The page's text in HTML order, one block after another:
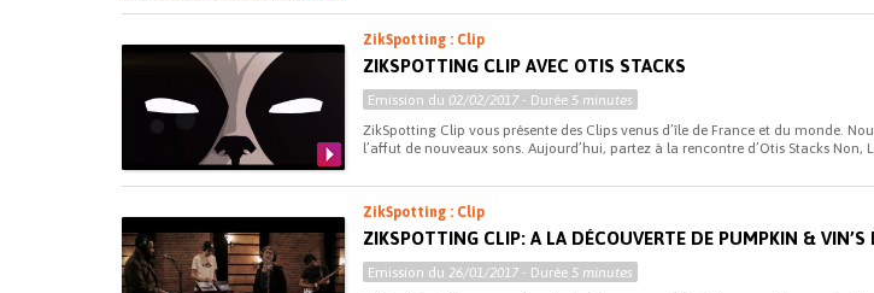
ZikSpotting : Clip
ZIKSPOTTING CLIP AVEC OTIS STACKS
Emission du 02/02/2017 - Durée 5 minutes
ZikSpotting Clip vous présente des Clips venus d’île de France et du monde.
l’affut de nouveaux sons. Aujourd’hui, partez à la rencontre d’Otis Stacks Non,
ZikSpotting : Clip
ZIKSPOTTING CLIP: A LA DÉCOUVERTE DE PUMPKIN & VIN’S
Emission du26/01/2017 - Durée 5 minutes